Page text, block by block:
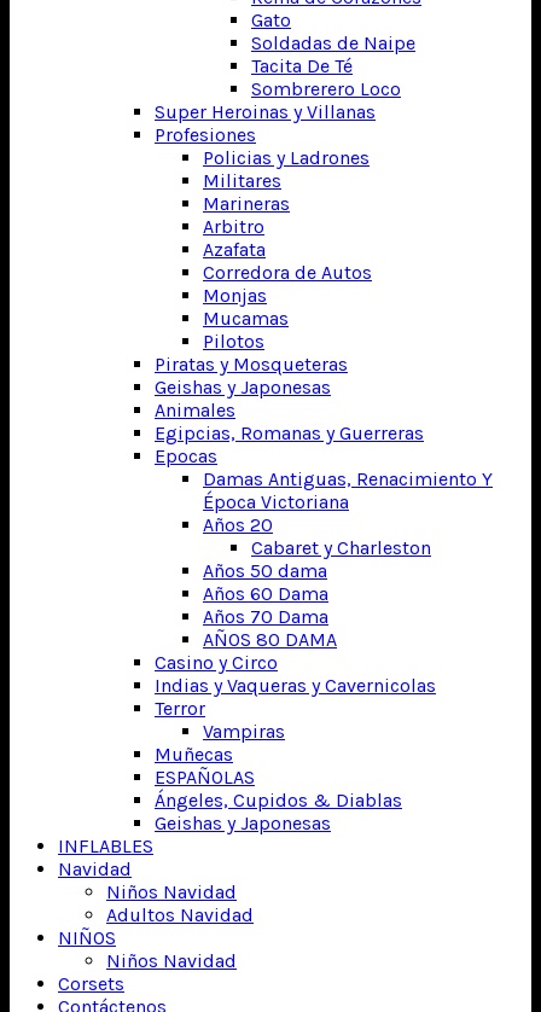
Gato
Soldadas de Naipe
Tacita De Té
Sombrerero Loco
Super Heroinas y Villanas
Profesiones
Policias y Ladrones
Militares
Marineras
Arbitro
Azafata
Corredora de Autos
Monjas
Mucamas
Pilotos
Piratas y Mosqueteras
Geishas y Japonesas
Animales
Egipcias, Romanas y Guerreras
Epocas
Damas Antiguas, Renacimiento Y
Época Victoriana
Años 20
Cabaret y Charleston
Años 50 dama
Años 60 Dama
Años 70 Dama
AÑOS 80 DAMA
Casino y Circo
Indias y Vaqueras y Cavernicolas
Terror
Vampiras
Muñecas
ESPAÑOLAS
Ángeles, Cupidos & Diablas
Geishas y Japonesas
INFLABLES
Navidad
Niños Navidad
Adultos Navidad
NIÑOS
Niños Navidad
Corsets
Contáctenos